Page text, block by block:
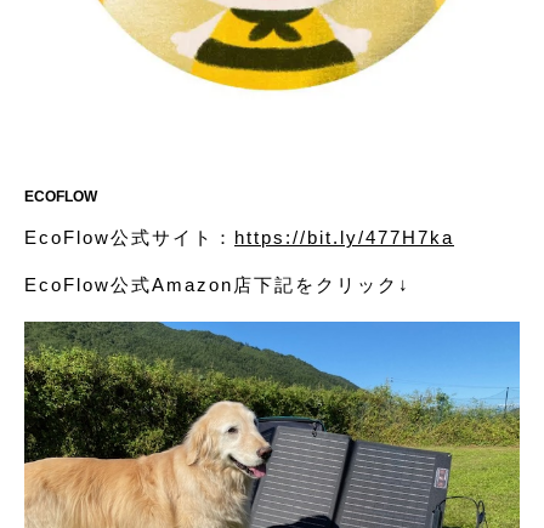
ECOFLOW
EcoFlow公式サイト： https://bit.ly/477H7ka
EcoFlow公式Amazon店下記をクリック↓